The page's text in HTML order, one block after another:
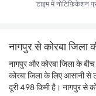
टाइम में नोटिफ़िकेशन
नागपुर से कोरबा जिला
नागपुर और कोरबा जिला के
कोरबा जिला के लिए आसानी
दूरी 498 किमी है। नागपुर से